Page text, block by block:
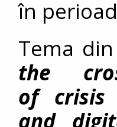
în
Tema
the
of crisis
and